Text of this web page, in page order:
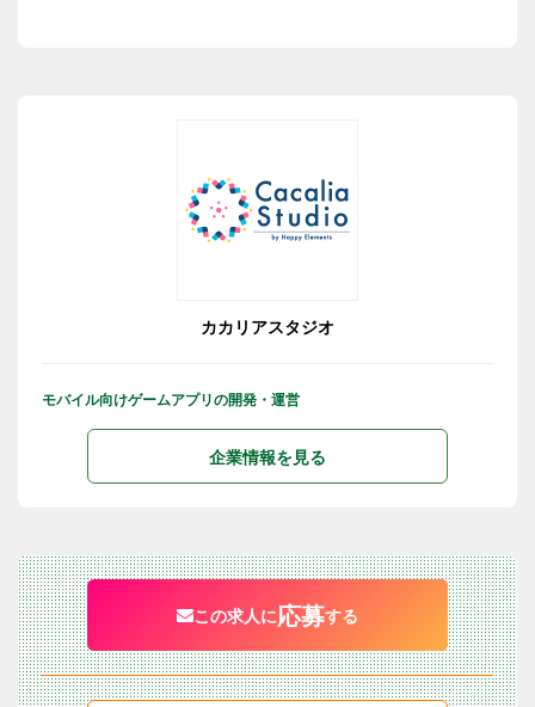
カカリアスタジオ
モバイル向けゲームアプリの開発・運営
企業情報を見る
この求人に応募する